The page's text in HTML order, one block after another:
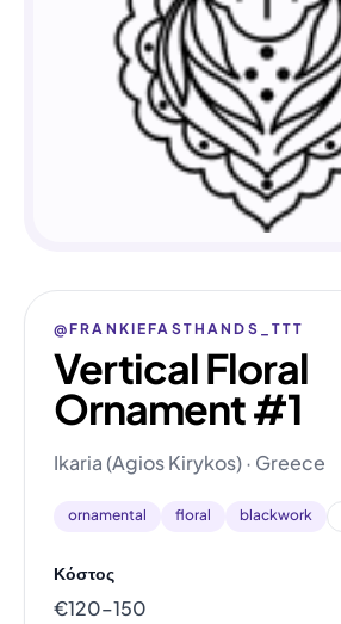
@FRANKIEFASTHANDS_TTT
Vertical Floral
Ornament #1
Ikaria (Agios Kirykos) · Greece
ornamental floral blackwork
Κόστος
€120–150